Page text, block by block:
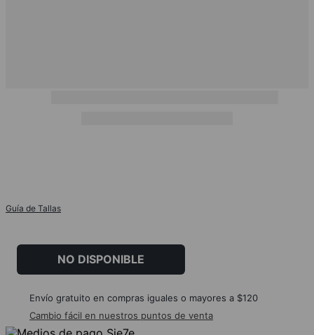
Guía de Tallas
NO DISPONIBLE
Envío gratuito en compras iguales o mayores a $120
Cambio fácil en nuestros puntos de venta